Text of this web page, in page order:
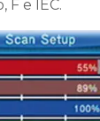
F e IEC.